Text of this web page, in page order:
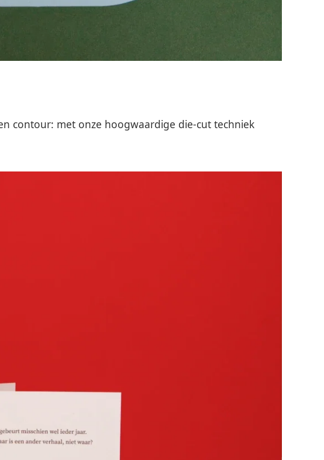
contour: met onze hoogwaardige die-cut techniek